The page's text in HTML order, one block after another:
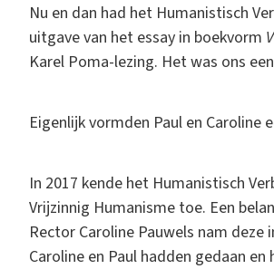
Nu en dan had het Humanistisch
uitgave van het essay in boekvorm
Karel Poma-lezing. Het was ons
Eigenlijk vormden Paul en
In 2017 kende het Humanistisch
Vrijzinnig Humanisme toe. Een
Rector Caroline Pauwels nam
Caroline en Paul hadden gedaan